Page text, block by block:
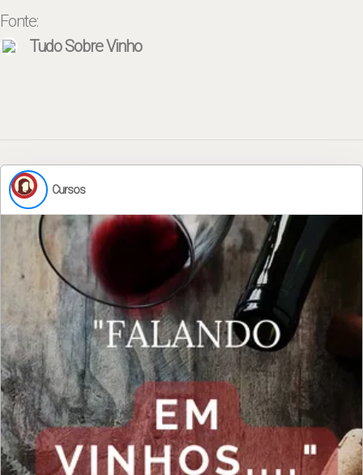
Fonte:
Tudo Sobre Vinho
Cursos